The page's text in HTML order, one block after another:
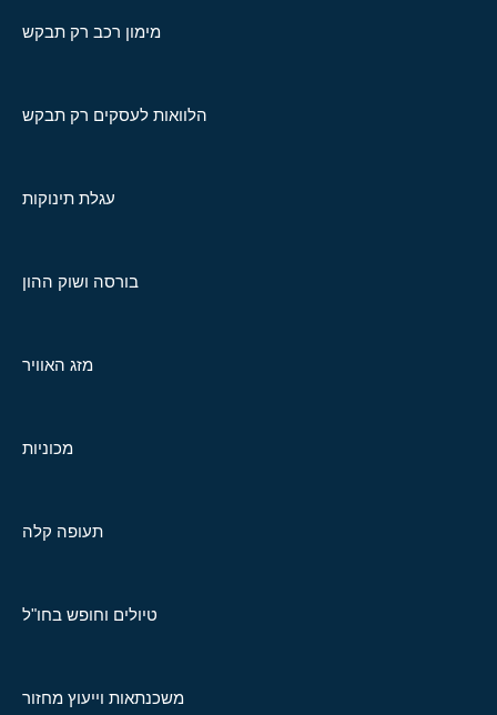
מימון רכב רק תבקש
הלוואות לעסקים רק תבקש
עגלת תינוקות
בורסה ושוק ההון
מזג האוויר
מכוניות
תעופה קלה
טיולים וחופש בחו"ל
משכנתאות וייעוץ מחזור